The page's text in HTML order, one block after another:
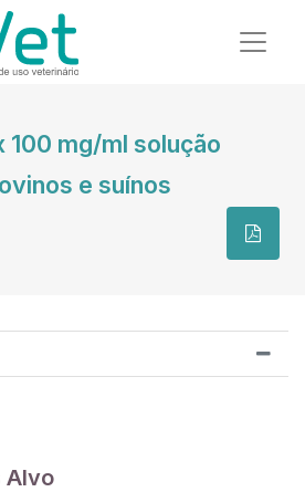
100 mg/ml solução
e suínos
Alvo